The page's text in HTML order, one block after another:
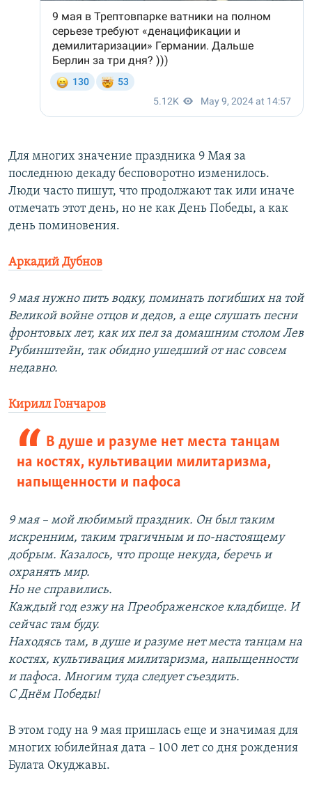
Для многих значение праздника 9 Мая за
последнюю декаду бесповоротно изменилось.
Люди часто пишут, что продолжают так или иначе
отмечать этот день, но не как День Победы, а как
день поминовения.
Аркадий Дубнов
9 мая нужно пить водку, поминать погибших на той
Великой войне отцов и дедов, а еще слушать песни
фронтовых лет, как их пел за домашним столом Лев
Рубинштейн, так обидно ушедший от нас совсем
недавно.
Кирилл Гончаров
В душе и разуме нет места танцам
на костях, культивации милитаризма,
напыщенности и пафоса
9 мая – мой любимый праздник. Он был таким
искренним, таким трагичным и по-настоящему
добрым. Казалось, что проще некуда, беречь и
охранять мир.
Но не справились.
Каждый год езжу на Преображенское кладбище. И
сейчас там буду.
Находясь там, в душе и разуме нет места танцам на
костях, культивация милитаризма, напыщенности
и пафоса. Многим туда следует съездить.
С Днём Победы!
В этом году на 9 мая пришлась еще и значимая для
многих юбилейная дата – 100 лет со дня рождения
Булата Окуджавы.